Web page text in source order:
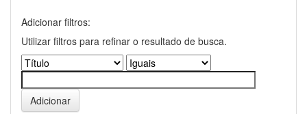
Adicionar filtros:
Utilizar filtros para refinar o resultado de busca.